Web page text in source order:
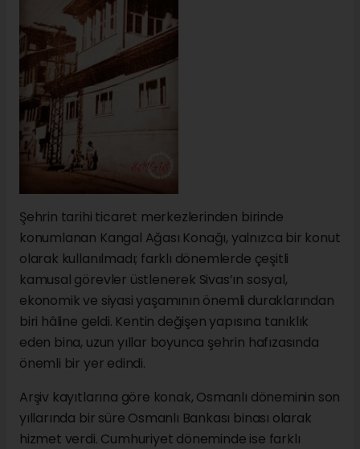
Şehrin tarihi ticaret merkezlerinden birinde
konumlanan Kangal Ağası Konağı, yalnızca bir konut
olarak kullanılmadı; farklı dönemlerde çeşitli
kamusal görevler üstlenerek Sivas’ın sosyal,
ekonomik ve siyasi yaşamının önemli duraklarından
biri hâline geldi. Kentin değişen yapısına tanıklık
eden bina, uzun yıllar boyunca şehrin hafızasında
önemli bir yer edindi.
Arşiv kayıtlarına göre konak, Osmanlı döneminin son
yıllarında bir süre Osmanlı Bankası binası olarak
hizmet verdi. Cumhuriyet döneminde ise farklı